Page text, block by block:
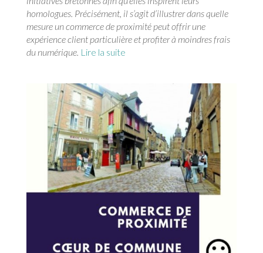
homologues. Précisément, il s’agit d’illustrer dans quelle
mesure un commerce de proximité peut offrir une
expérience client particulière et profiter à moindres frais
du numérique. Lire la suite